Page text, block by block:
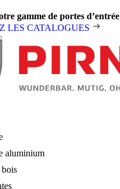
gamme de portes d’entrée
LES CATALOGUES
aluminium
bois